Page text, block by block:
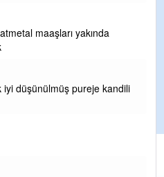
maaşları yakında
iyi düşünülmüş pureje kandili